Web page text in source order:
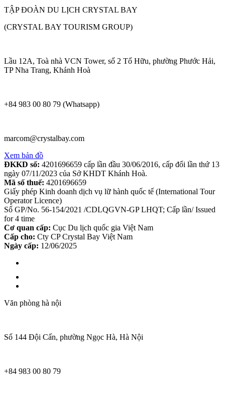
TẬP ĐOÀN DU LỊCH CRYSTAL BAY
(CRYSTAL BAY TOURISM GROUP)
Lầu 12A, Toà nhà VCN Tower, số 2 Tố Hữu, phường Phước Hải,
TP Nha Trang, Khánh Hoà
+84 983 00 80 79 (Whatsapp)
marcom@crystalbay.com
Xem bản đồ
ĐKKD số: 4201696659 cấp lần đầu 30/06/2016, cấp đổi lần thứ 13
ngày 07/11/2023 của Sở KHDT Khánh Hoà.
Mã số thuế: 4201696659
Giấy phép Kinh doanh dịch vụ lữ hành quốc tế (International Tour
Operator Licence)
Số GP/No. 56-154/2021 /CDLQGVN-GP LHQT; Cấp lần/ Issued
for 4 time
Cơ quan cấp: Cục Du lịch quốc gia Việt Nam
Cấp cho: Cty CP Crystal Bay Việt Nam
Ngày cấp: 12/06/2025
Văn phòng hà nội
Số 144 Đội Cấn, phường Ngọc Hà, Hà Nội
+84 983 00 80 79